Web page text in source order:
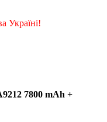
Україні!
7800 mAh +